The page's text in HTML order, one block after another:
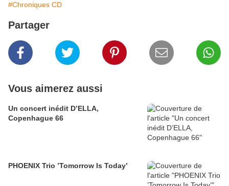
#Chroniques CD
Partager
Vous aimerez aussi
Un concert inédit D’ELLA,
Copenhague 66
PHOENIX Trio ’Tomorrow Is Today’